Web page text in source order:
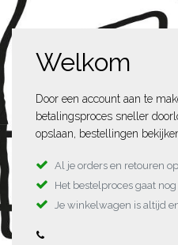
Welkom
Door een account aan te
betalingsproces sneller
opslaan, bestellingen
Al je orders en retouren
Het bestelproces gaat
Je winkelwagen is altijd